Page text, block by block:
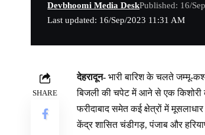
Last updated: 16/Sep/2023 11:31 AM
Devbhoomi Media DeskPublished: 16/
SHARE
देहरादून- भारी बारिश के चलते जम्मू-
बिजली की चपेट में आने से एक किशोरी
फरीदाबाद समेत कई क्षेत्रों में
केंद्र शासित चंडीगड़, पंजाब और